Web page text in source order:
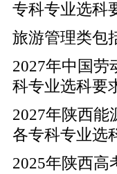
专科专业选科
旅游管理类包
2027年中国劳
科专业选科要
2027年陕西能
各专科专业选
2025年陕西高